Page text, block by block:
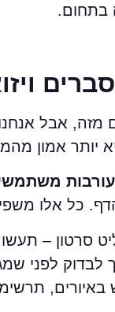
מזה, אבל
יותר אמון
כל אלו
סרטון –
לבדוק לפני